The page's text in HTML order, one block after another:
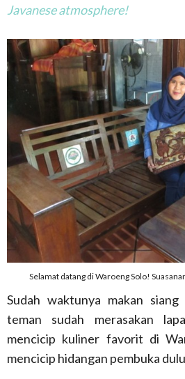
Javanese atmosphere!
Selamat datang di Waroeng Solo!
Sudah waktunya makan
teman sudah merasakan
mencicip kuliner favorit di
mencicip hidangan pembuka